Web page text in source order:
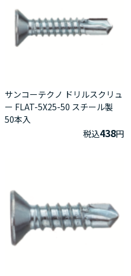
サンコーテクノ ドリルスクリュ
ー FLAT-5X25-50 スチール製
50本入
税込438円